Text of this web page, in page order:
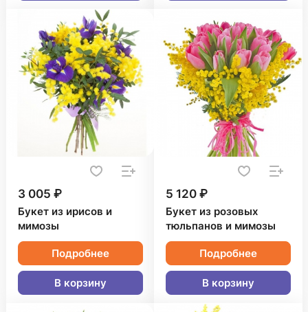
3 005 ₽
Букет из ирисов и
мимозы
Подробнее
В корзину
5 120 ₽
Букет из розовых
тюльпанов и мимозы
Подробнее
В корзину